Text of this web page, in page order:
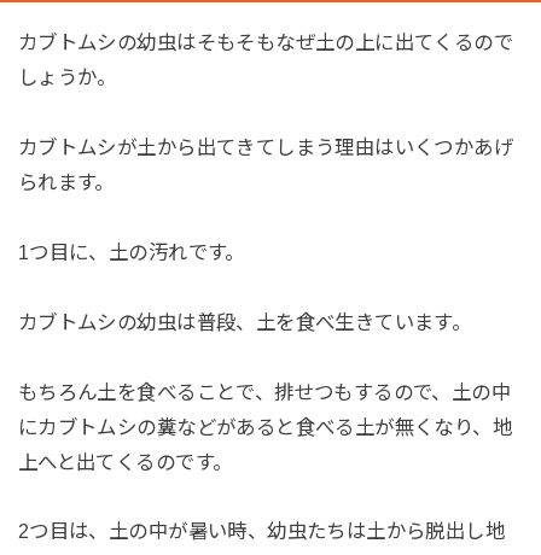
カブトムシの幼虫はそもそもなぜ土の上に出てくるので
しょうか。
カブトムシが土から出てきてしまう理由はいくつかあげ
られます。
1つ目に、土の汚れです。
カブトムシの幼虫は普段、土を食べ生きています。
もちろん土を食べることで、排せつもするので、土の中
にカブトムシの糞などがあると食べる土が無くなり、地
上へと出てくるのです。
2つ目は、土の中が暑い時、幼虫たちは土から脱出し地